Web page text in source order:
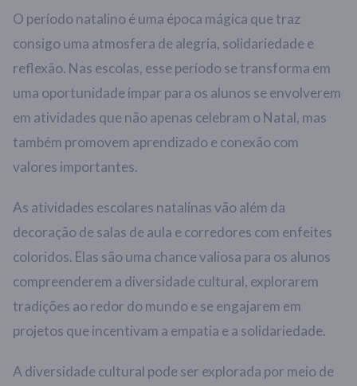
O período natalino é uma época mágica que traz
consigo uma atmosfera de alegria, solidariedade e
reflexão. Nas escolas, esse período se transforma em
uma oportunidade ímpar para os alunos se envolverem
em atividades que não apenas celebram o Natal, mas
também promovem aprendizado e conexão com
valores importantes.
As atividades escolares natalinas vão além da
decoração de salas de aula e corredores com enfeites
coloridos. Elas são uma chance valiosa para os alunos
compreenderem a diversidade cultural, explorarem
tradições ao redor do mundo e se engajarem em
projetos que incentivam a empatia e a solidariedade.
A diversidade cultural pode ser explorada por meio de